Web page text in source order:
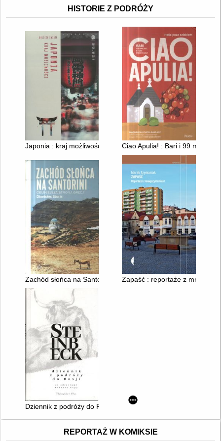
HISTORIE Z PODRÓŻY
Japonia : kraj możliwości Ciao Apulia! : Bari i 99 miejsc,
Zachód słońca na Santorini : ciemniejsza strona Grecji
Zapaść : reportaże z
Dziennik z podróży do Rosji
REPORTAŻ W KOMIKSIE